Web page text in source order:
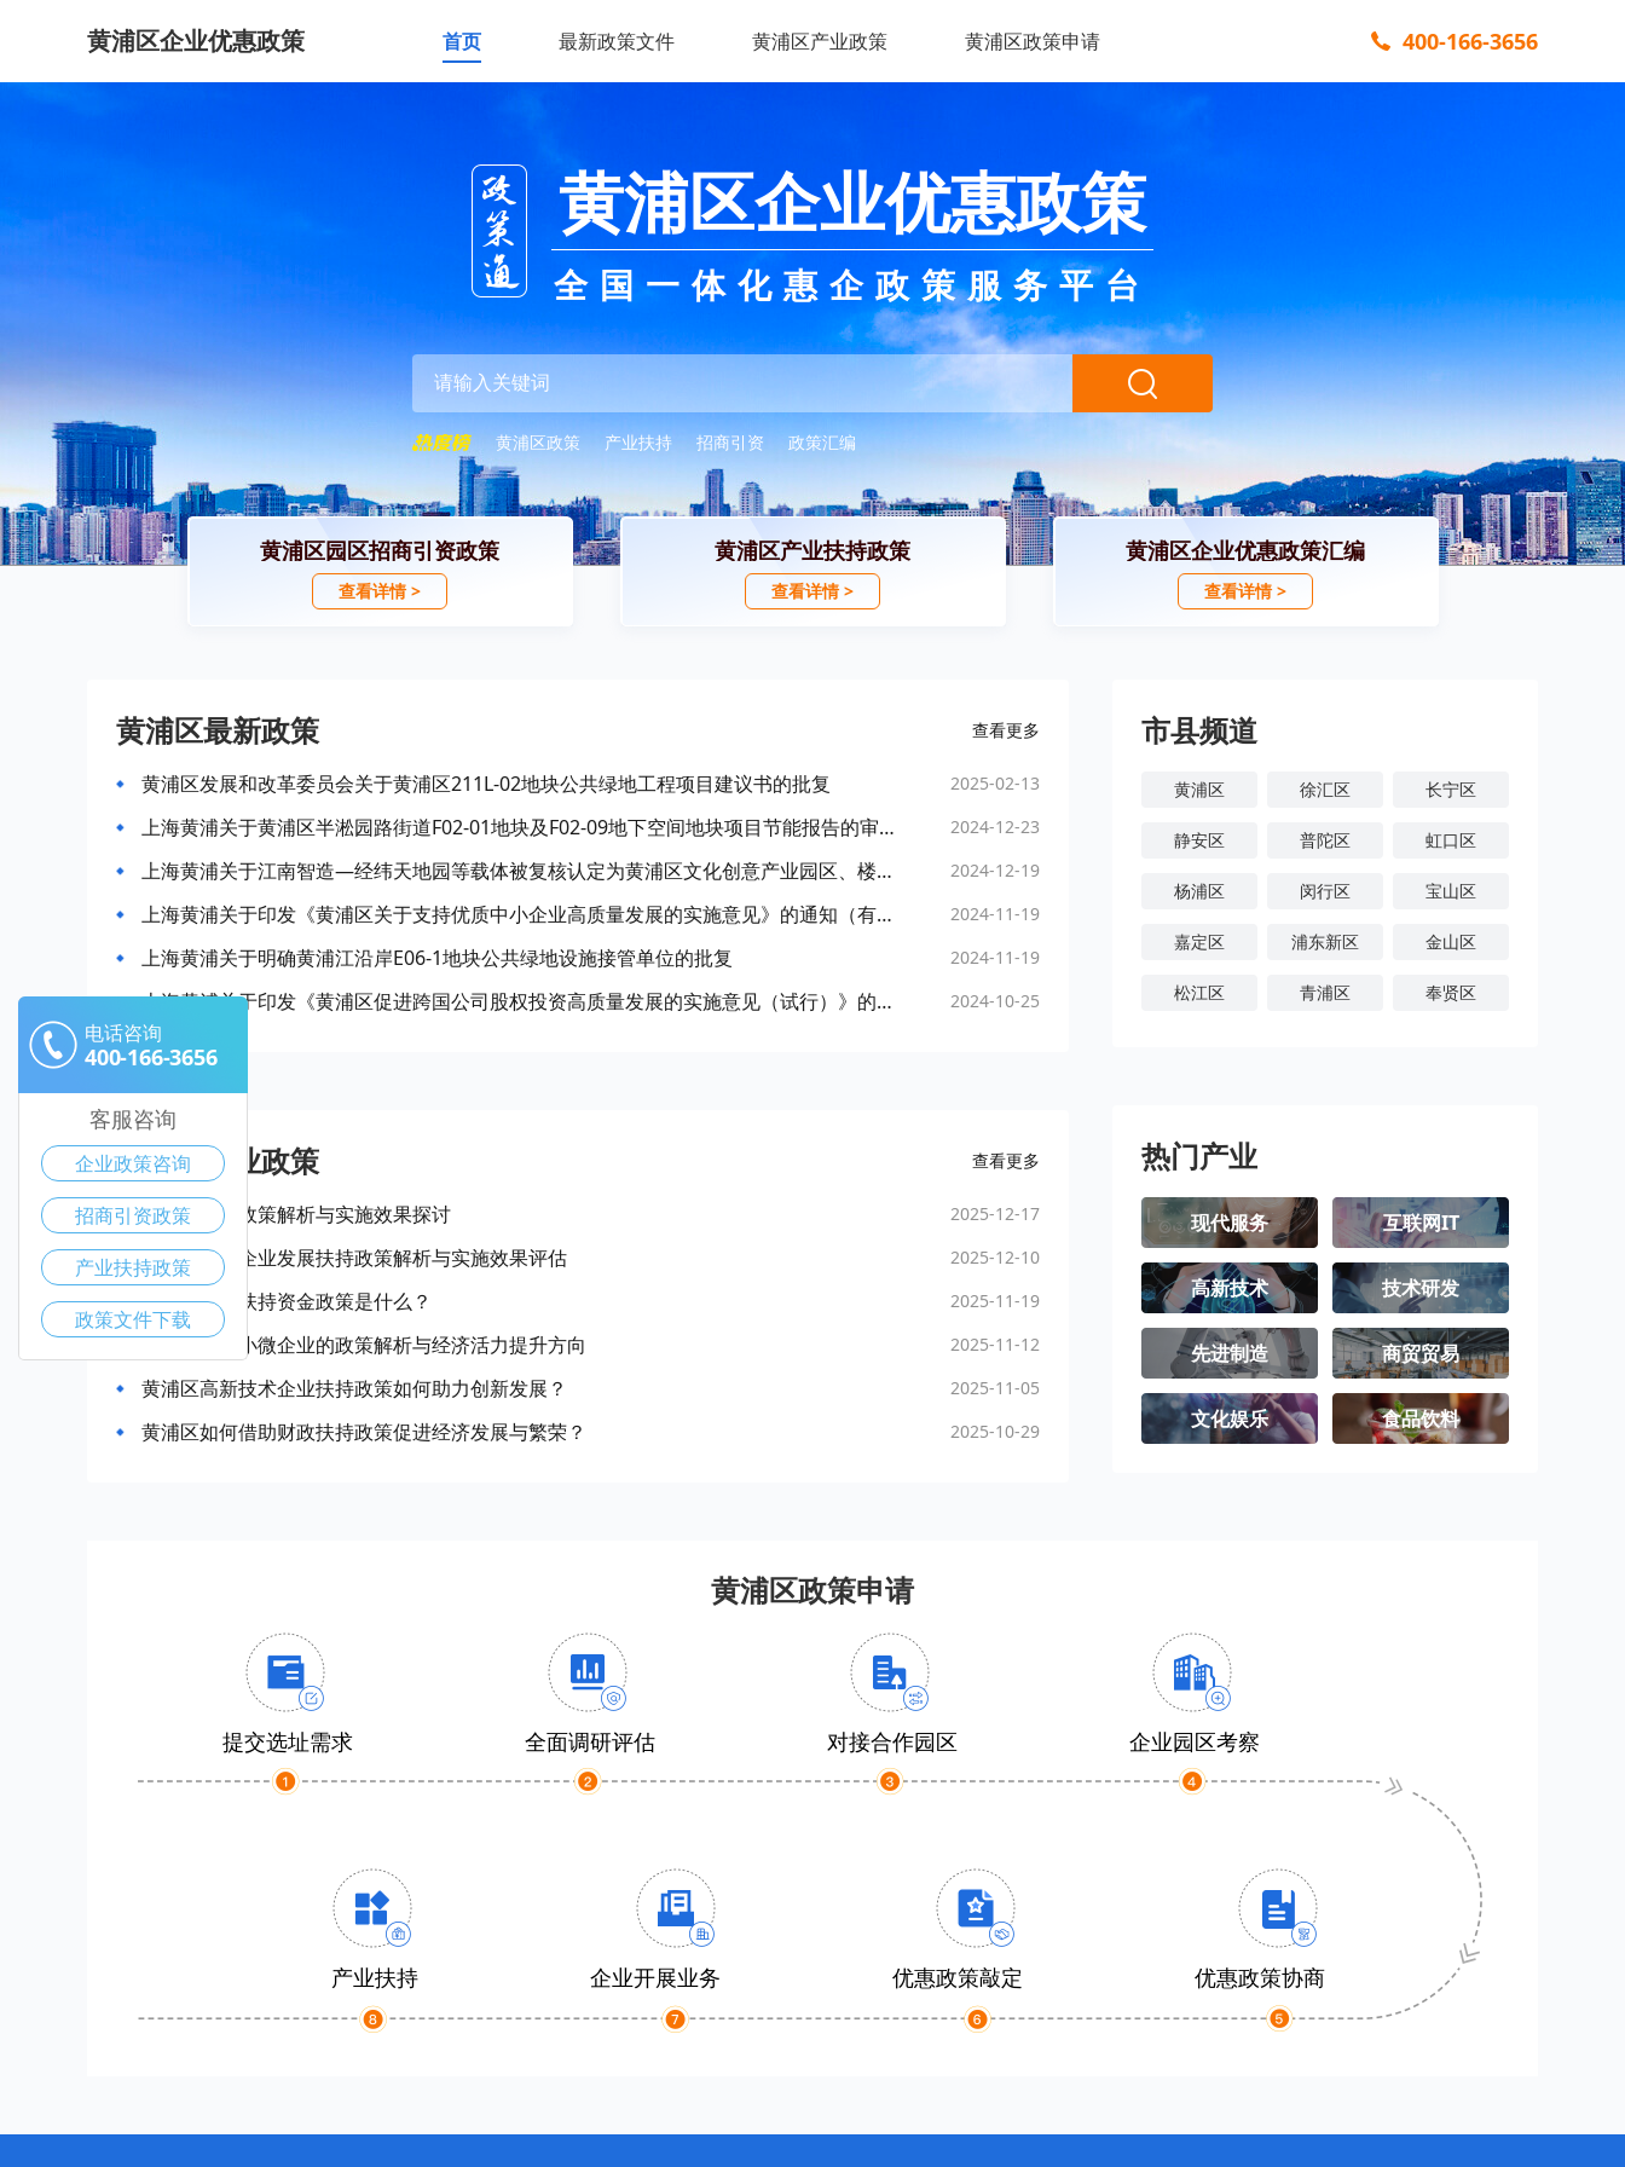
黄浦区企业优惠政策 首页 最新政策文件 黄浦区产业政策 黄浦区政策申请 400-166-3656
黄浦区企业优惠政策
全国一体化惠企政策服务平台
黄浦区政策 产业扶持 招商引资 政策汇编
黄浦区园区招商引资政策
查看详情 >
黄浦区产业扶持政策
查看详情 >
黄浦区企业优惠政策汇编
查看详情 >
黄浦区最新政策 查看更多
黄浦区发展和改革委员会关于黄浦区211L-02地块公共绿地工程项目建议书的批复 2025-02-13
上海黄浦关于黄浦区半淞园路街道F02-01地块及F02-09地下空间地块项目节能报告的审查意见 2024-12-23
上海黄浦关于江南智造—经纬天地园等载体被复核认定为黄浦区文化创意产业园区、楼宇的通知 2024-12-19
上海黄浦关于印发《黄浦区关于支持优质中小企业高质量发展的实施意见》的通知（有效期至2029年11月18日） 2024-11-19
上海黄浦关于明确黄浦江沿岸E06-1地块公共绿地设施接管单位的批复 2024-11-19
上海黄浦关于印发《黄浦区促进跨国公司股权投资高质量发展的实施意见（试行）》的通知（有效期至2026年11月24日） 2024-10-25
黄浦区产业政策 查看更多
黄浦区惠企政策解析与实施效果探讨 2025-12-17
黄浦区中小企业发展扶持政策解析与实施效果评估 2025-12-10
黄浦区企业扶持资金政策是什么？ 2025-11-19
黄浦区扶持小微企业的政策解析与经济活力提升方向 2025-11-12
黄浦区高新技术企业扶持政策如何助力创新发展？ 2025-11-05
黄浦区如何借助财政扶持政策促进经济发展与繁荣？ 2025-10-29
市县频道
黄浦区 徐汇区 长宁区
静安区 普陀区 虹口区
杨浦区 闵行区 宝山区
嘉定区 浦东新区 金山区
松江区 青浦区 奉贤区
热门产业
现代服务 互联网IT
高新技术 技术研发
先进制造 商贸贸易
文化娱乐 食品饮料
黄浦区政策申请
提交选址需求 全面调研评估 对接合作园区 企业园区考察
产业扶持 企业开展业务 优惠政策敲定 优惠政策协商
电话咨询
400-166-3656
客服咨询
企业政策咨询
招商引资政策
产业扶持政策
政策文件下载